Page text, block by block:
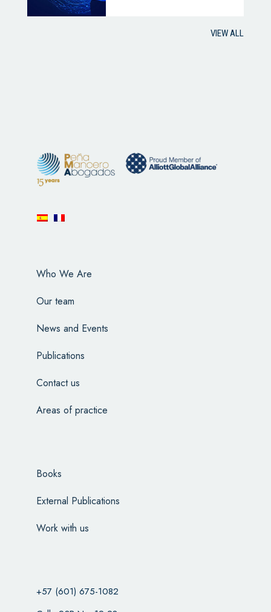
VIEW ALL
Who We Are
Our team
News and Events
Publications
Contact us
Areas of practice
Books
External Publications
Work with us
+57 (601) 675-1082